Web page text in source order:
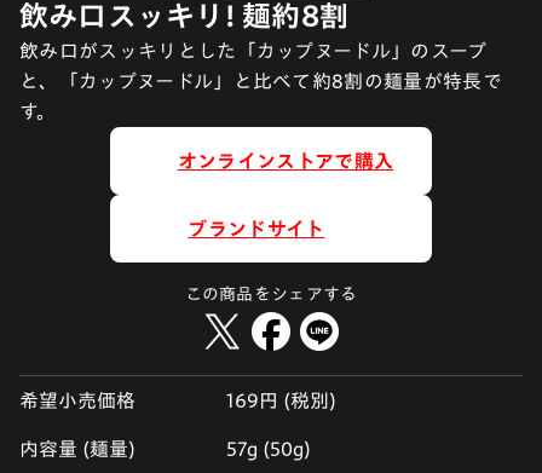
飲み口スッキリ! 麺約8割
飲み口がスッキリとした「カップヌードル」のスープ
と、「カップヌードル」と比べて約8割の麺量が特長で
す。
オンラインストアで購入
ブランドサイト
この商品をシェアする
希望小売価格 169円 (税別)
内容量 (麺量) 57g (50g)